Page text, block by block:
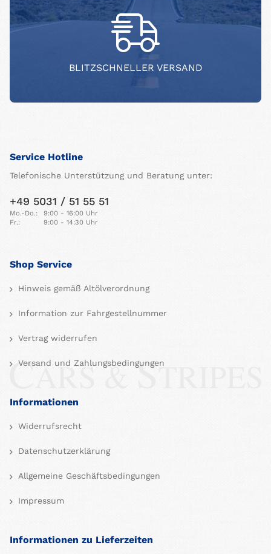
BLITZSCHNELLER VERSAND
Service Hotline
Telefonische Unterstützung und Beratung unter:
+49 5031 / 51 55 51
Mo.-Do.:
9:00 - 16:00 Uhr
Fr.:
9:00 - 14:30 Uhr
Shop Service
Hinweis gemäß Altölverordnung
Information zur Fahrgestellnummer
Vertrag widerrufen
Versand und Zahlungsbedingungen
Informationen
Widerrufsrecht
Datenschutzerklärung
Allgemeine Geschäftsbedingungen
Impressum
Informationen zu Lieferzeiten